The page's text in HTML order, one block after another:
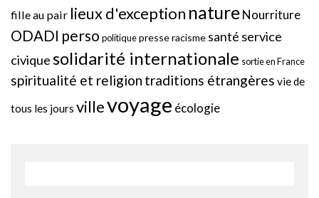
fille au pair lieux d'exception natureNourriture
ODADI perso politiquepresseracisme santé service
civiquesolidarité internationale sortie en France
spiritualité et religion traditions étrangères vie de
tous les jours villevoyage écologie